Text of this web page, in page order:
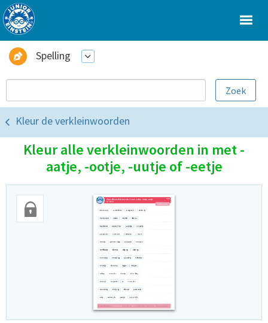
Spelling
Kleur de verkleinwoorden
Kleur alle verkleinwoorden in met -
aatje, -ootje, -uutje of -eetje